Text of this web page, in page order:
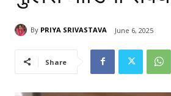
By PRIYA SRIVASTAVA June 6, 2025
Share